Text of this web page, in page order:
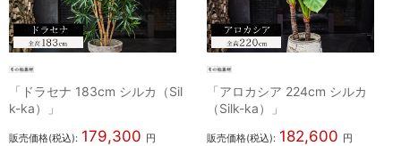
「ドラセナ 183cm シルカ（Sil
k-ka）」
販売価格(税込): 179,300 円
「アロカシア 224cm シルカ
（Silk-ka）」
販売価格(税込): 182,600 円